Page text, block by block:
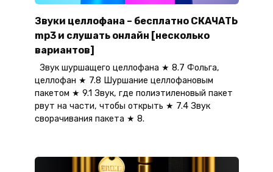
Звуки целлофана – бесплатно СКАЧАТЬ
mp3 и слушать онлайн [несколько
вариантов]
Звук шуршащего целлофана ★ 8.7 Фольга,
целлофан ★ 7.8 Шуршание целлофановым
пакетом ★ 9.1 Звук, где полиэтиленовый пакет
рвут на части, чтобы открыть ★ 7.4 Звук
сворачивания пакета ★ 8.